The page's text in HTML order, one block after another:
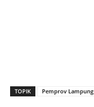
TOPIK Pemprov Lampung